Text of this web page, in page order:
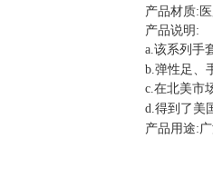
产品材质:
产品说明 :
a.该系列手
b.弹性足、
c.在北美市
d.得到了美
产品用途: